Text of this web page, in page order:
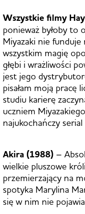
Wszystkie filmy
ponieważ byłoby to
Miyazaki nie
wszystkim magię
głębi i wrażliwości
jest jego
pisałam moją pracę
studiu karierę
uczniem
najukochańczy
Akira (1988) –
wielkie pluszowe
przemierzający na
spotyka Marylina
się w nim nie